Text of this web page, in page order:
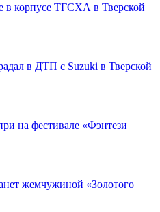
корпусе ТГСХА в Тверской
в ДТП с Suzuki в Тверской
на фестивале «Фэнтези
жемчужиной «Золотого